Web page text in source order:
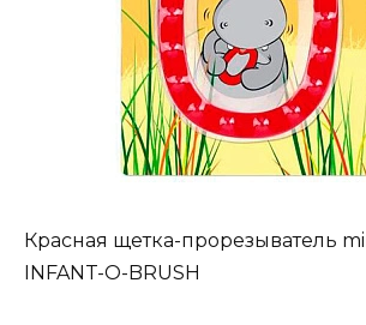
Красная щетка-прорезыватель
INFANT-O-BRUSH